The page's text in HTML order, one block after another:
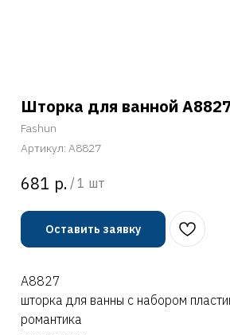
Шторка для ванной
Fashun
Артикул: A8827
681 р. /1 шт
Оставить заявку
A8827
шторка для ванны с набором
романтика